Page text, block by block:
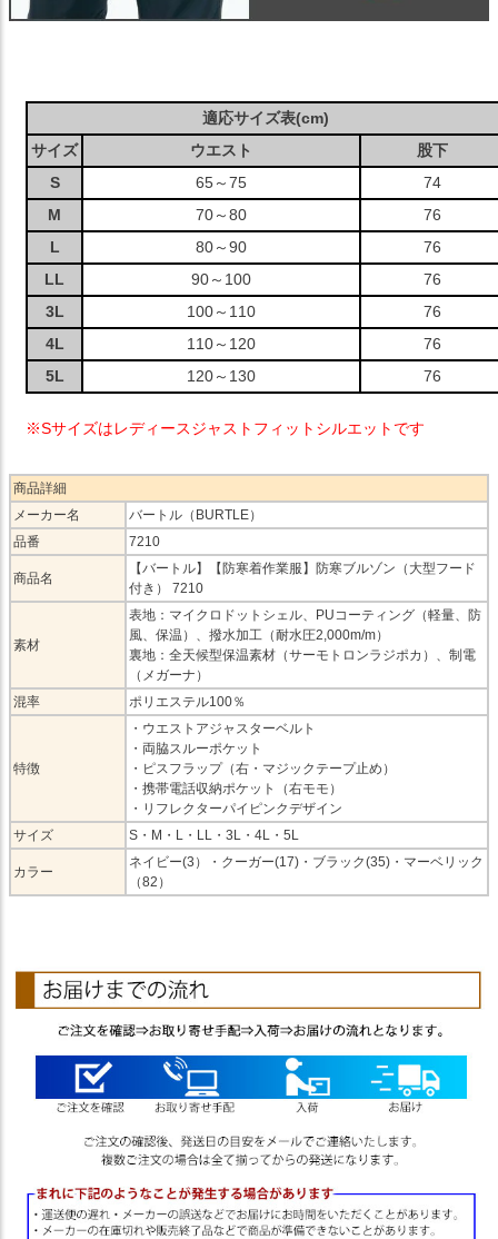
適応サイズ表(cm)
サイズ
ウエスト
股下
S
65～75
74
M
70～80
76
L
80～90
76
LL
90～100
76
3L
100～110
76
4L
110～120
76
5L
120～130 76
※Sサイズはレディースジャストフィットシルエットです
商品詳細
メーカー名
バートル（BURTLE）
品番
7210
商品名
【バートル】【防寒着作業服】防寒ブルゾン（大型フード
付き） 7210
素材
表地：マイクロドットシェル、PUコーティング（軽量、防
風、保温）、撥水加工（耐水圧2,000m/m）
裏地：全天候型保温素材（サーモトロンラジポカ）、制電
（メガーナ）
混率
ポリエステル100％
特徴
・ウエストアジャスターベルト
・両脇スルーポケット
・ピスフラップ（右・マジックテープ止め）
・携帯電話収納ポケット（右モモ）
・リフレクターパイピンクデザイン
サイズ
S・M・L・LL・3L・4L・5L
カラー
ネイビー(3）・クーガー(17)・ブラック(35)・マーベリック
（82）